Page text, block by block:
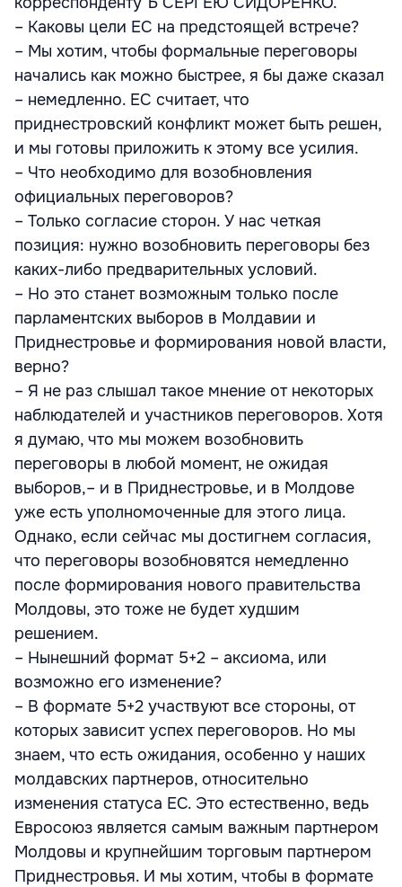
– Каковы цели ЕС на предстоящей встрече?
– Мы хотим, чтобы формальные переговоры
начались как можно быстрее, я бы даже сказал
– немедленно. ЕС считает, что
приднестровский конфликт может быть решен,
и мы готовы приложить к этому все усилия.
– Что необходимо для возобновления
официальных переговоров?
– Только согласие сторон. У нас четкая
позиция: нужно возобновить переговоры без
каких-либо предварительных условий.
– Но это станет возможным только после
парламентских выборов в Молдавии и
Приднестровье и формирования новой власти,
верно?
– Я не раз слышал такое мнение от некоторых
наблюдателей и участников переговоров. Хотя
я думаю, что мы можем возобновить
переговоры в любой момент, не ожидая
выборов,– и в Приднестровье, и в Молдове
уже есть уполномоченные для этого лица.
Однако, если сейчас мы достигнем согласия,
что переговоры возобновятся немедленно
после формирования нового правительства
Молдовы, это тоже не будет худшим
решением.
– Нынешний формат 5+2 – аксиома, или
возможно его изменение?
– В формате 5+2 участвуют все стороны, от
которых зависит успех переговоров. Но мы
знаем, что есть ожидания, особенно у наших
молдавских партнеров, относительно
изменения статуса ЕС. Это естественно, ведь
Евросоюз является самым важным партнером
Молдовы и крупнейшим торговым партнером
Приднестровья. И мы хотим, чтобы в формате